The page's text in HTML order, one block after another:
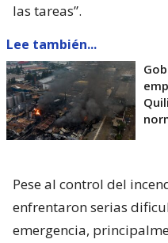
las tareas”.
Lee también...
Pese al control del
enfrentaron serias
emergencia,